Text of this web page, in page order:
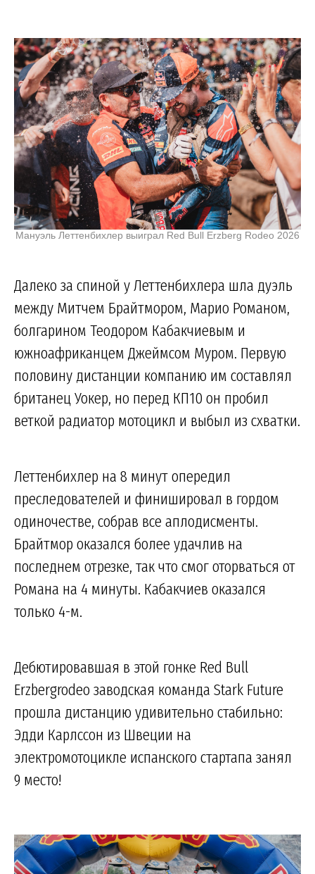
Мануэль Леттенбихлер выиграл Red Bull Erzberg Rodeo 2026
Далеко за спиной у Леттенбихлера шла дуэль
между Митчем Брайтмором, Марио Романом,
болгарином Теодором Кабакчиевым и
южноафриканцем Джеймсом Муром. Первую
половину дистанции компанию им составлял
британец Уокер, но перед КП10 он пробил
веткой радиатор мотоцикл и выбыл из схватки.
Леттенбихлер на 8 минут опередил
преследователей и финишировал в гордом
одиночестве, собрав все аплодисменты.
Брайтмор оказался более удачлив на
последнем отрезке, так что смог оторваться от
Романа на 4 минуты. Кабакчиев оказался
только 4-м.
Дебютировавшая в этой гонке Red Bull
Erzbergrodeo заводская команда Stark Future
прошла дистанцию удивительно стабильно:
Эдди Карлссон из Швеции на
электромотоцикле испанского стартапа занял
9 место!